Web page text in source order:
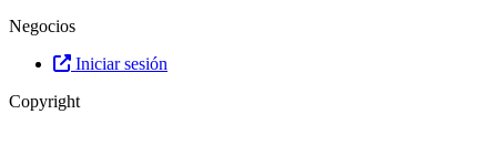
Negocios
Iniciar sesión
Copyright